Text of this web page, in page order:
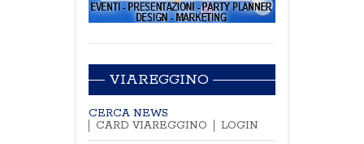
VIAREGGINO
CERCA NEWS
CARD VIAREGGINO
LOGIN